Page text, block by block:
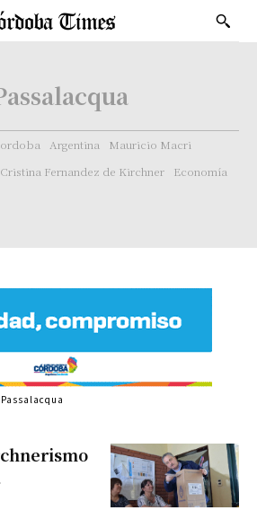
Argentina
Mauricio Macri
Cristina Fernandez de Kirchner
Economía
Passalacqua